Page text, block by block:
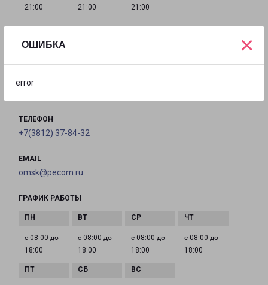
ОШИБКА
error
×
21:00
21:00
21:00
Россия, Омск, улица 2-я Производственная, 41 Б
ТЕЛЕФОН
+7(3812) 37-84-32
EMAIL
omsk@pecom.ru
ГРАФИК РАБОТЫ
с 08:00 до
18:00
с 08:00 до
18:00
с 08:00 до
18:00
с 08:00 до
18:00